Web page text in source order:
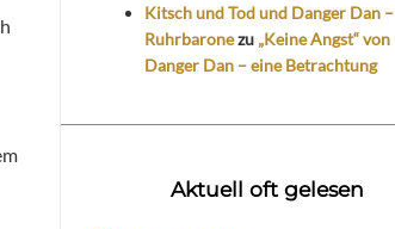
Kitsch und Tod und Danger Dan –
Ruhrbaronezu „Keine Angst“ von
Danger Dan – eine Betrachtung
Aktuell oft gelesen